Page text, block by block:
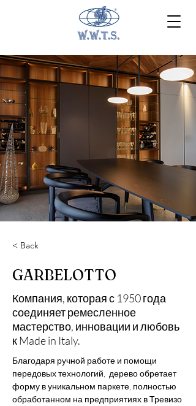
< Back
GARBELOTTO
Компания, которая с 1950 года
соединяет ремесленное
мастерство, инновации и любовь
к Made in Italy.
Благодаря ручной работе и помощи
передовых технологий,  дерево обретает
форму в уникальном паркете, полностью
обработанном на предприятиях в Тревизо